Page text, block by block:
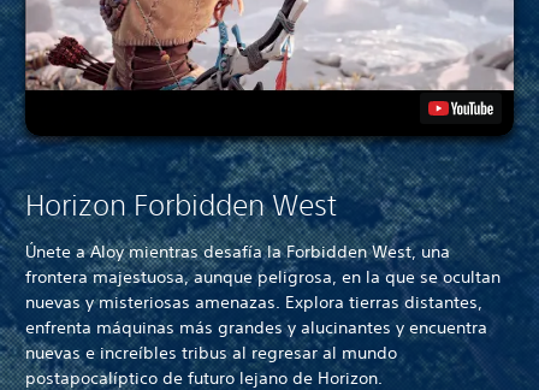
Horizon Forbidden West
Únete a Aloy mientras desafía la Forbidden West, una
frontera majestuosa, aunque peligrosa, en la que se ocultan
nuevas y misteriosas amenazas. Explora tierras distantes,
enfrenta máquinas más grandes y alucinantes y encuentra
nuevas e increíbles tribus al regresar al mundo
postapocalíptico de futuro lejano de Horizon.